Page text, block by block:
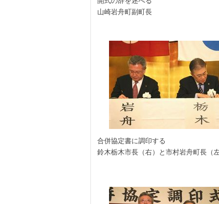
山崎岩舟町副町長
合併協定書に調印する
鈴木栃木市長（右）と市村岩舟町長（